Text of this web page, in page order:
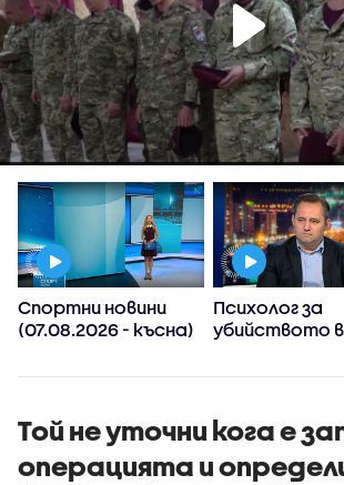
Спортни новини
(07.08.2026 - късна)
Психолог за
убийството в
Възрастните
примерите за
агресивно
поведение
Той не уточни кога е
операцията и